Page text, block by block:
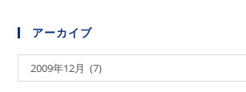
アーカイブ
ー
2009年12月 (7)